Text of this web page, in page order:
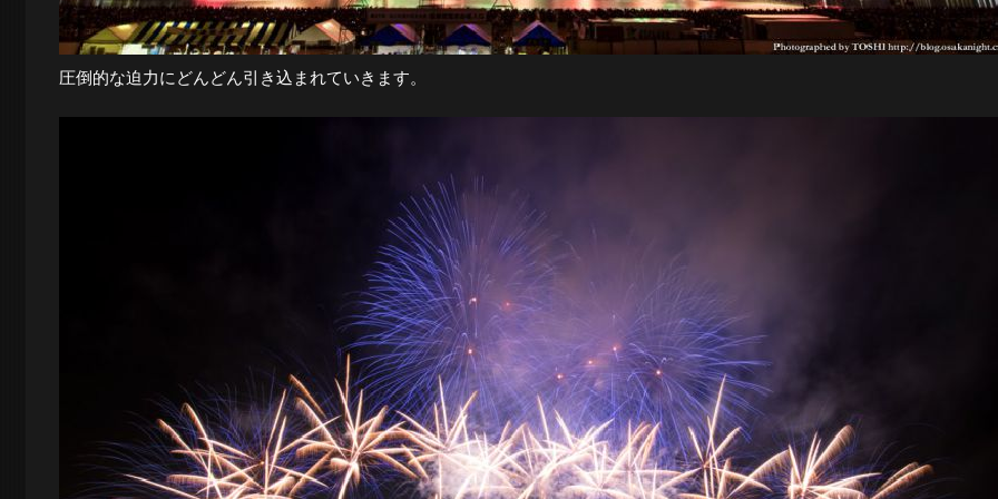
圧倒的な迫力にどんどん引き込まれていきます。